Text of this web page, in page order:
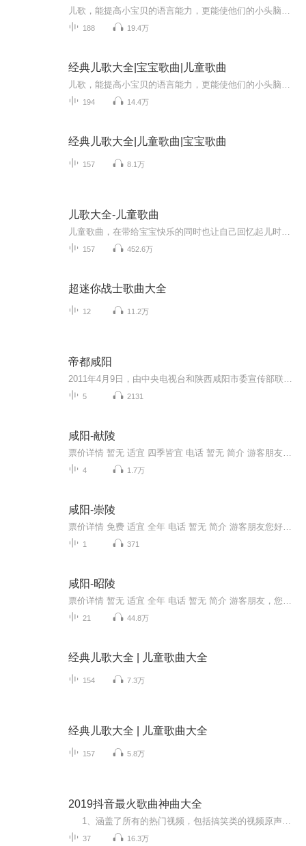
188 19.4万
经典儿歌大全|宝宝歌曲|儿童歌曲
194 14.4万
经典儿歌大全|儿童歌曲|宝宝歌曲
157 8.1万
儿歌大全-儿童歌曲
157 452.6万
超迷你战士歌曲大全
12 11.2万
帝都咸阳
5 2131
咸阳-献陵
4 1.7万
咸阳-崇陵
1 371
咸阳-昭陵
21 44.8万
经典儿歌大全 | 儿童歌曲大全
154 7.3万
经典儿歌大全 | 儿童歌曲大全
157 5.8万
2019抖音最火歌曲神曲大全
37 16.3万